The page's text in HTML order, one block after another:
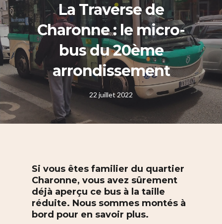
La Traverse de
Charonne : le micro-
bus du 20ème
arrondissement
22 juillet 2022
Si vous êtes familier du quartier
Charonne, vous avez sûrement
déjà aperçu ce bus à la taille
réduite. Nous sommes montés à
bord pour en savoir plus.